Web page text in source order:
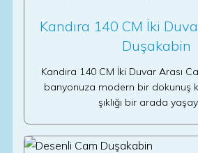
Kandıra 140 CM İki
Duşakabin
Kandıra 140 CM İki Duvar Arası
banyonuza modern bir dokunuş
şıklığı bir arada